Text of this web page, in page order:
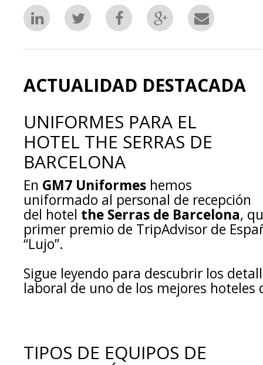
ACTUALIDAD DESTACADA
UNIFORMES PARA EL
HOTEL THE SERRAS DE
BARCELONA
En GM7 Uniformes hemos
uniformado al personal de recepción
del hotel the Serras de Barcelona,
primer premio de TripAdvisor de
“Lujo”.
Sigue leyendo para descubrir los
laboral de uno de los mejores hoteles
TIPOS DE EQUIPOS DE